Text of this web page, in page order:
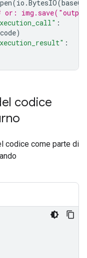
(io .BytesIO(base64
or:
:
code)
:
codice
codice come parte di